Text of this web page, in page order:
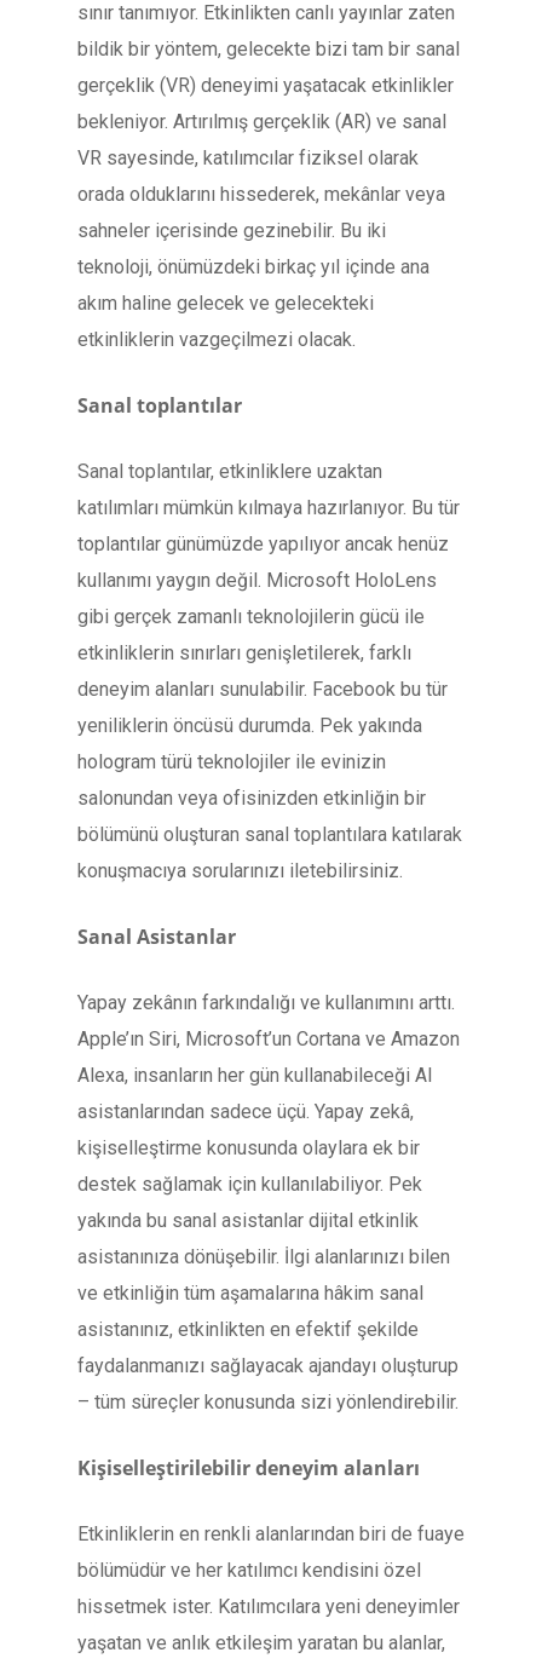
sınır tanımıyor. Etkinlikten canlı yayınlar zaten
bildik bir yöntem, gelecekte bizi tam bir sanal
gerçeklik (VR) deneyimi yaşatacak etkinlikler
bekleniyor. Artırılmış gerçeklik (AR) ve sanal
VR sayesinde, katılımcılar fiziksel olarak
orada olduklarını hissederek, mekânlar veya
sahneler içerisinde gezinebilir. Bu iki
teknoloji, önümüzdeki birkaç yıl içinde ana
akım haline gelecek ve gelecekteki
etkinliklerin vazgeçilmezi olacak.
Sanal toplantılar
Sanal toplantılar, etkinliklere uzaktan
katılımları mümkün kılmaya hazırlanıyor. Bu tür
toplantılar günümüzde yapılıyor ancak henüz
kullanımı yaygın değil. Microsoft HoloLens
gibi gerçek zamanlı teknolojilerin gücü ile
etkinliklerin sınırları genişletilerek, farklı
deneyim alanları sunulabilir. Facebook bu tür
yeniliklerin öncüsü durumda. Pek yakında
hologram türü teknolojiler ile evinizin
salonundan veya ofisinizden etkinliğin bir
bölümünü oluşturan sanal toplantılara katılarak
konuşmacıya sorularınızı iletebilirsiniz.
Sanal Asistanlar
Yapay zekânın farkındalığı ve kullanımını arttı.
Apple’ın Siri, Microsoft’un Cortana ve Amazon
Alexa, insanların her gün kullanabileceği AI
asistanlarından sadece üçü. Yapay zekâ,
kişiselleştirme konusunda olaylara ek bir
destek sağlamak için kullanılabiliyor. Pek
yakında bu sanal asistanlar dijital etkinlik
asistanınıza dönüşebilir. İlgi alanlarınızı bilen
ve etkinliğin tüm aşamalarına hâkim sanal
asistanınız, etkinlikten en efektif şekilde
faydalanmanızı sağlayacak ajandayı oluşturup
– tüm süreçler konusunda sizi yönlendirebilir.
Kişiselleştirilebilir deneyim alanları
Etkinliklerin en renkli alanlarından biri de fuaye
bölümüdür ve her katılımcı kendisini özel
hissetmek ister. Katılımcılara yeni deneyimler
yaşatan ve anlık etkileşim yaratan bu alanlar,